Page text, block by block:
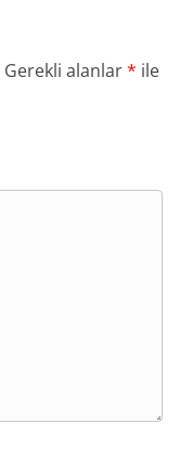
Gerekli alanlar* ile